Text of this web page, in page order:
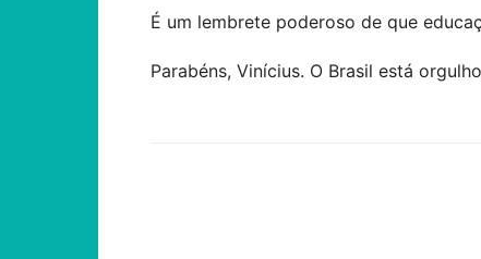
É um lembrete poderoso de que
Parabéns, Vinícius. O Brasil está